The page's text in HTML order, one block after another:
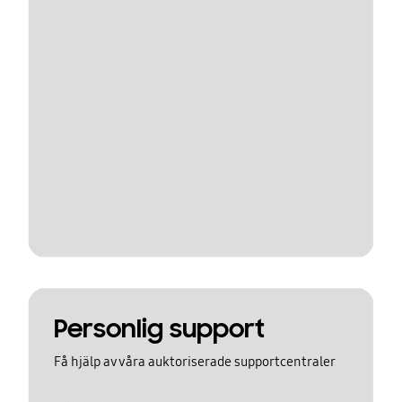
Personlig support
Få hjälp av våra auktoriserade supportcentraler